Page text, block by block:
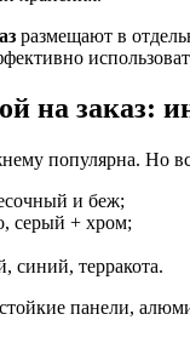
размещают в
на заказ:
популярна. Но
и беж;
серый + хром;
синий, терракота.
панели,